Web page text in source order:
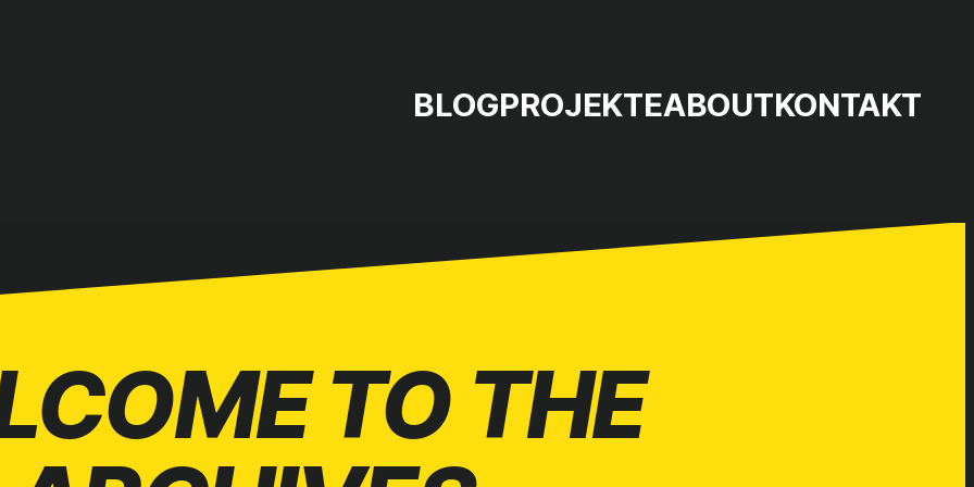
BLOGPROJEKTEABOUTKONTAKT
TO THE